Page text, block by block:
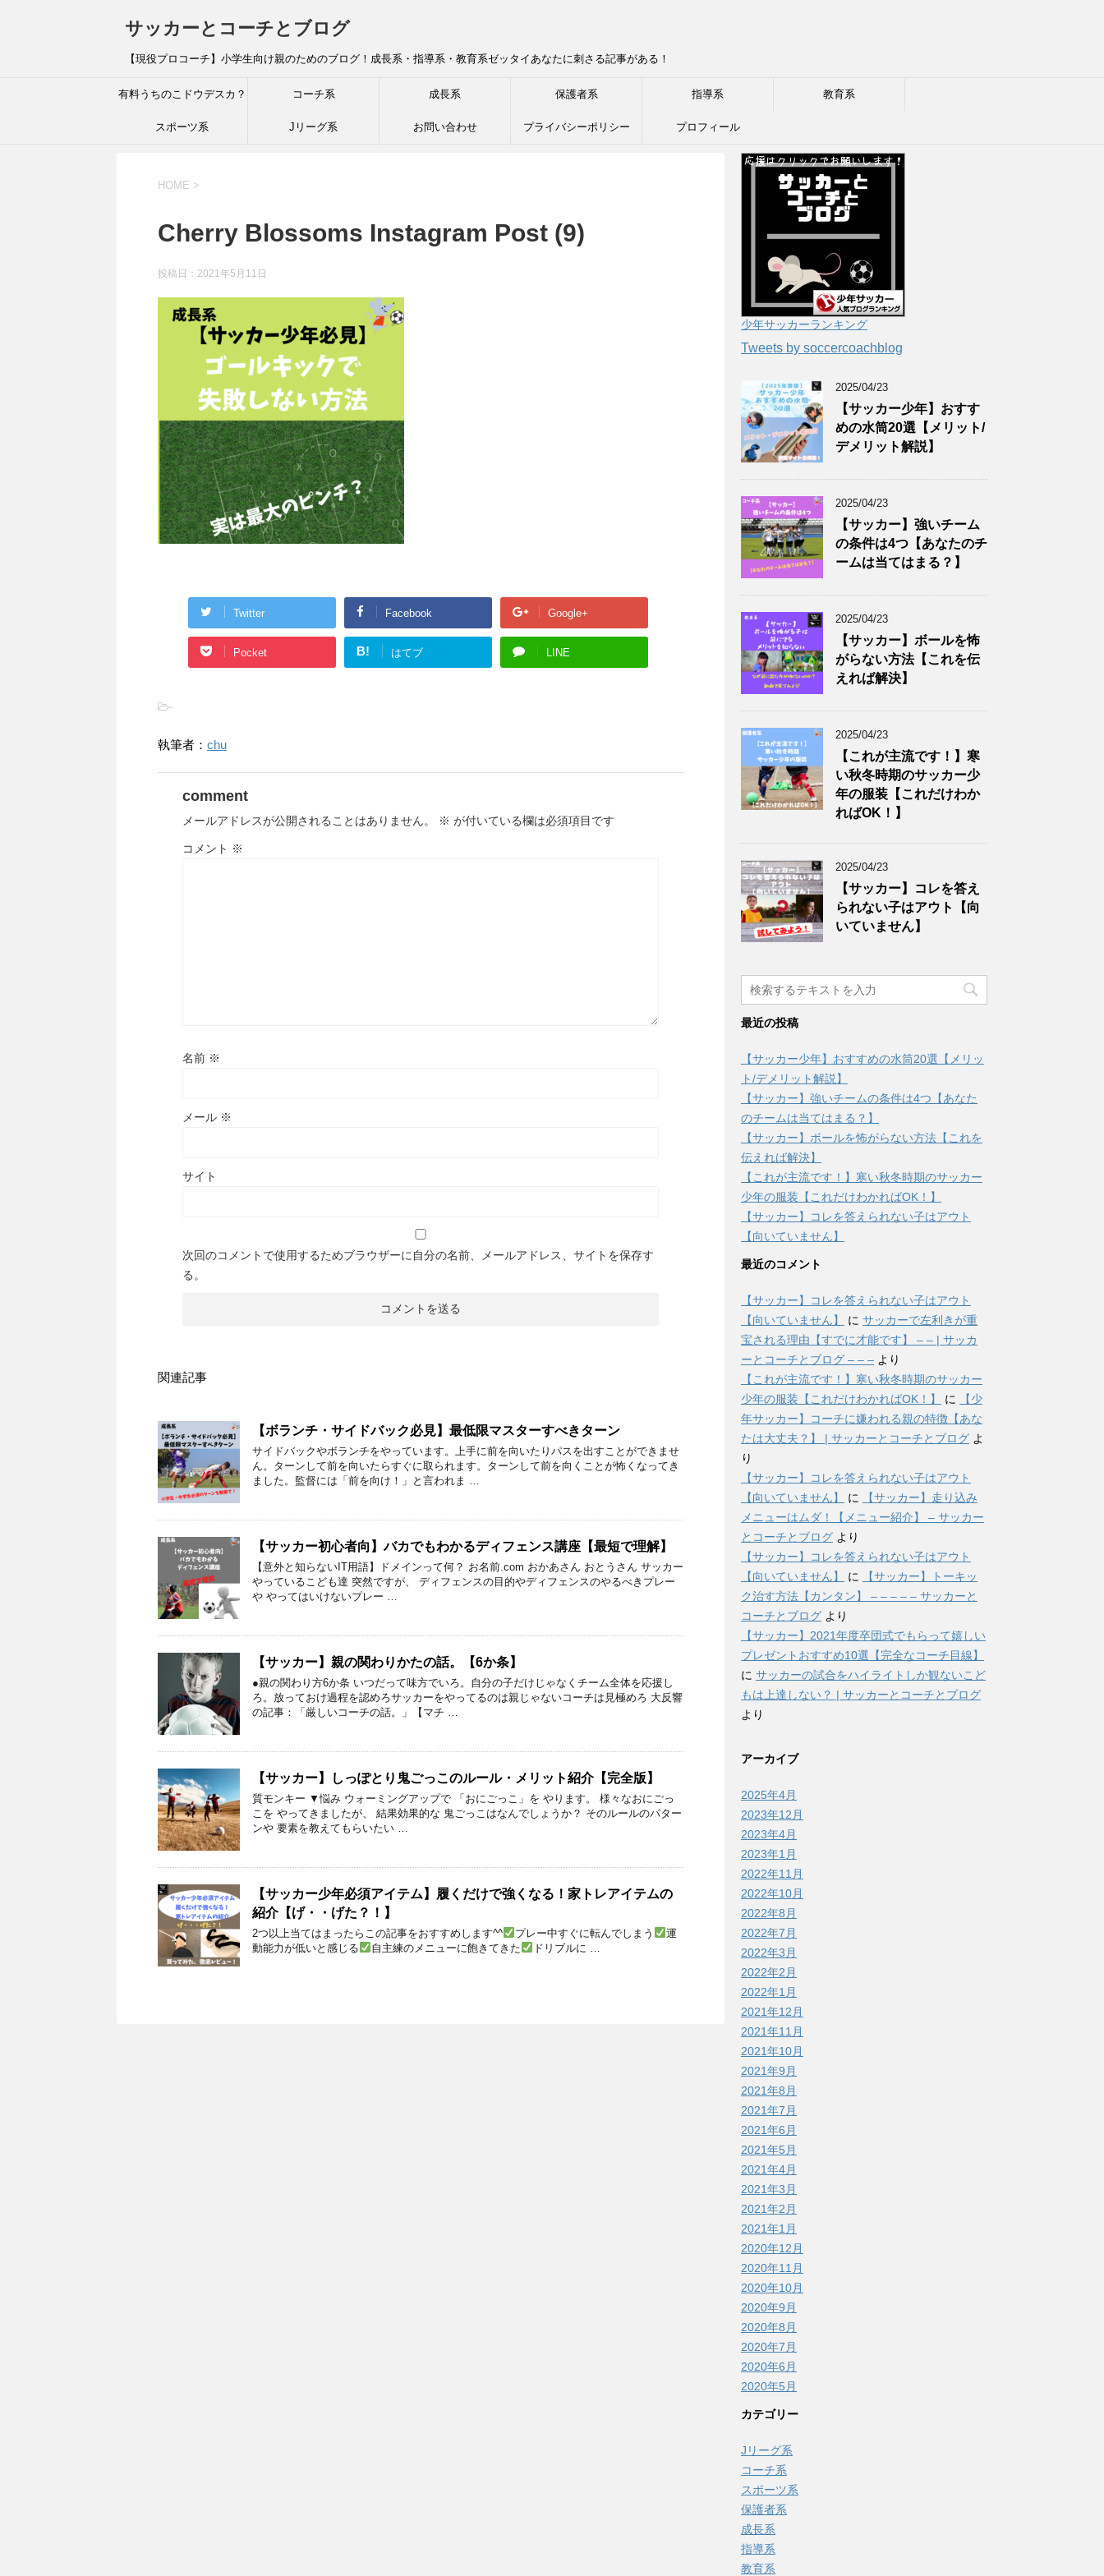
サッカーとコーチとブログ
【現役プロコーチ】小学生向け親のためのブログ！成長系・指導系・教育系ゼッタイあなたに刺さる記事がある！
有料うちのこドウデスカ？ コーチ系 成長系 保護者系 指導系 教育系
スポーツ系 Jリーグ系 お問い合わせ プライバシーポリシー プロフィール
HOME >
Cherry Blossoms Instagram Post (9)
投稿日： 2021年5月11日
Twitter Facebook Google+
Pocket B! はてブ LINE
-
執筆者： chu
comment
メールアドレスが公開されることはありません。 ※ が付いている欄は必須項目です
コメント ※
名前 ※
メール ※
サイト
次回のコメントで使用するためブラウザーに自分の名前、メールアドレス、サイトを保存す
る。
関連記事
【ボランチ・サイドバック必見】最低限マスターすべきターン
サイドバックやボランチをやっています。上手に前を向いたりパスを出すことができませ
ん。ターンして前を向いたらすぐに取られます。ターンして前を向くことが怖くなってき
ました。監督には「前を向け！」と言われま …
【サッカー初心者向】バカでもわかるディフェンス講座【最短で理解】
【意外と知らないIT用語】ドメインって何？ お名前.com おかあさん おとうさん サッカー
やっているこども達 突然ですが、 ディフェンスの目的やディフェンスのやるべきプレー
や やってはいけないプレー …
【サッカー】親の関わりかたの話。【6か条】
●親の関わり方6か条 いつだって味方でいろ。自分の子だけじゃなくチーム全体を応援し
ろ。放っておけ過程を認めろサッカーをやってるのは親じゃないコーチは見極めろ 大反響
の記事：「厳しいコーチの話。」【マチ …
【サッカー】しっぽとり鬼ごっこのルール・メリット紹介【完全版】
質モンキー ▼悩み ウォーミングアップで 「おにごっこ」を やります。 様々なおにごっ
こを やってきましたが、 結果効果的な 鬼ごっこはなんでしょうか？ そのルールのパター
ンや 要素を教えてもらいたい …
【サッカー少年必須アイテム】履くだけで強くなる！家トレアイテムの
紹介【げ・・げた？！】
2つ以上当てはまったらこの記事をおすすめします^^ プレー中すぐに転んでしまう
運
動能力が低いと感じる
自主練のメニューに飽きてきた ドリブルに …
少年サッカーランキング
Tweets by soccercoachblog
2025/04/23
【サッカー少年】おすす
めの水筒20選【メリット/
デメリット解説】
2025/04/23
【サッカー】強いチーム
の条件は4つ【あなたのチ
ームは当てはまる？】
2025/04/23
【サッカー】ボールを怖
がらない方法【これを伝
えれば解決】
2025/04/23
【これが主流です！】寒
い秋冬時期のサッカー少
年の服装【これだけわか
ればOK！】
2025/04/23
【サッカー】コレを答え
られない子はアウト【向
いていません】
最近の投稿
【サッカー少年】おすすめの水筒20選【メリッ
ト/デメリット解説】
【サッカー】強いチームの条件は4つ【あなた
のチームは当てはまる？】
【サッカー】ボールを怖がらない方法【これを
伝えれば解決】
【これが主流です！】寒い秋冬時期のサッカー
少年の服装【これだけわかればOK！】
【サッカー】コレを答えられない子はアウト
【向いていません】
最近のコメント
【サッカー】コレを答えられない子はアウト
【向いていません】
に サッカーで左利きが重
宝される理由【すでに才能です】 – – | サッカ
ーとコーチとブログ – – – より
【これが主流です！】寒い秋冬時期のサッカー
少年の服装【これだけわかればOK！】
に
【少
年サッカー】コーチに嫌われる親の特徴【あな
たは大丈夫？】 | サッカーとコーチとブログ よ
り
【サッカー】コレを答えられない子はアウト
【向いていません】
に
【サッカー】走り込み
メニューはムダ！【メニュー紹介】 – サッカー
とコーチとブログ より
【サッカー】コレを答えられない子はアウト
【向いていません】
に
【サッカー】トーキッ
ク治す方法【カンタン】 – – – – – サッカーと
コーチとブログ より
【サッカー】2021年度卒団式でもらって嬉しい
プレゼントおすすめ10選【完全なコーチ目線】
に サッカーの試合をハイライトしか観ないこど
もは上達しない？ | サッカーとコーチとブログ
より
アーカイブ
2025年4月
2023年12月
2023年4月
2023年1月
2022年11月
2022年10月
2022年8月
2022年7月
2022年3月
2022年2月
2022年1月
2021年12月
2021年11月
2021年10月
2021年9月
2021年8月
2021年7月
2021年6月
2021年5月
2021年4月
2021年3月
2021年2月
2021年1月
2020年12月
2020年11月
2020年10月
2020年9月
2020年8月
2020年7月
2020年6月
2020年5月
カテゴリー
Jリーグ系
コーチ系
スポーツ系
保護者系
成長系
指導系
教育系